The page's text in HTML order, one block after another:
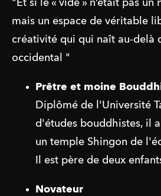
"Et si le « vide » n’était pas un
mais un espace de véritable
créativité qui qui naît au-delà
occidental "
Prêtre et moine
Diplômé de l'Université
d'études bouddhistes, il
un temple Shingon de
Il est père de deux
Novateur